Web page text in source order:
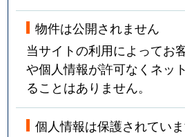
物件は公開されません
当サイトの利用によってお
や個人情報が許可なくネッ
ることはありません。
個人情報は保護されてい